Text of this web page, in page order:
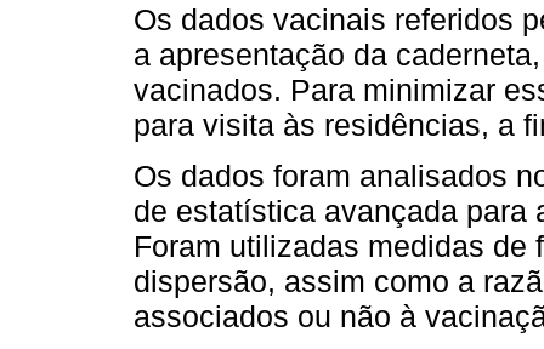
Os dados vacinais referidos
a apresentação da
vacinados. Para minimizar
para visita às residências, a
Os dados foram analisados
de estatística avançada para
Foram utilizadas medidas de
dispersão, assim como a
associados ou não à